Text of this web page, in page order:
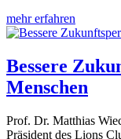
mehr erfahren
Bessere
Menschen
Prof. Dr. Matthias
Präsident des Lions